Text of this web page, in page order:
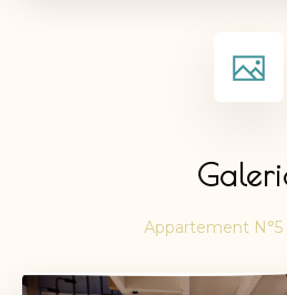
Appartement N°5